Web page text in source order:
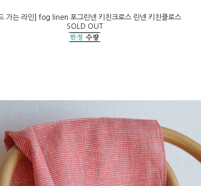
가는 라인] fog linen 포그린넨 키친크로스 린넨 키친클로스
SOLD OUT